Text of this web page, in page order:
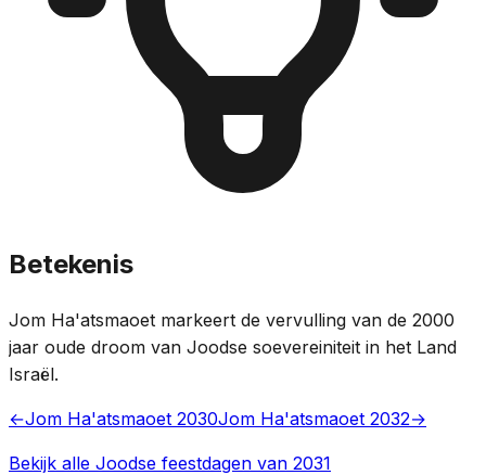
Betekenis
Jom Ha'atsmaoet markeert de vervulling van de 2000
jaar oude droom van Joodse soevereiniteit in het Land
Israël.
←Jom Ha'atsmaoet 2030Jom Ha'atsmaoet 2032→
Bekijk alle Joodse feestdagen van 2031